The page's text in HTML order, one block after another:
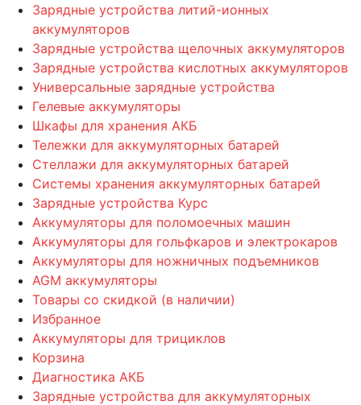
Зарядные устройства литий-ионных
аккумуляторов
Зарядные устройства щелочных аккумуляторов
Зарядные устройства кислотных аккумуляторов
Универсальные зарядные устройства
Гелевые аккумуляторы
Шкафы для хранения АКБ
Тележки для аккумуляторных батарей
Стеллажи для аккумуляторных батарей
Системы хранения аккумуляторных батарей
Зарядные устройства Курс
Аккумуляторы для поломоечных машин
Аккумуляторы для гольфкаров и электрокаров
Аккумуляторы для ножничных подъемников
AGM аккумуляторы
Товары со скидкой (в наличии)
Избранное
Аккумуляторы для трициклов
Корзина
Диагностика АКБ
Зарядные устройства для аккумуляторных